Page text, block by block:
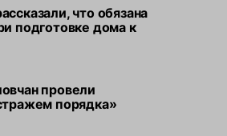
что обязана
подготовке дома к
провели
порядка»